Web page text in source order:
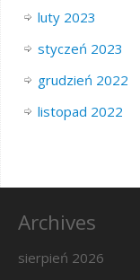
luty 2023
styczeń 2023
grudzień 2022
listopad 2022
Archives
sierpień 2026